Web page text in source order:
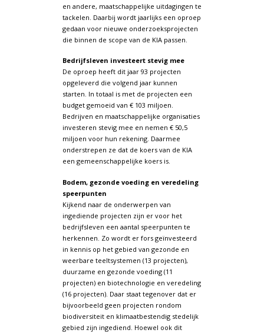
en andere, maatschappelijke uitdagingen te
tackelen. Daarbij wordt jaarlijks een oproep
gedaan voor nieuwe onderzoeksprojecten
die binnen de scope van de KIA passen.
Bedrijfsleven investeert stevig mee
De oproep heeft dit jaar 93 projecten
opgeleverd die volgend jaar kunnen
starten. In totaal is met de projecten een
budget gemoeid van € 103 miljoen.
Bedrijven en maatschappelijke organisaties
investeren stevig mee en nemen € 50,5
miljoen voor hun rekening. Daarmee
onderstrepen ze dat de koers van de KIA
een gemeenschappelijke koers is.
Bodem, gezonde voeding en veredeling
speerpunten
Kijkend naar de onderwerpen van
ingediende projecten zijn er voor het
bedrijfsleven een aantal speerpunten te
herkennen. Zo wordt er fors geïnvesteerd
in kennis op het gebied van gezonde en
weerbare teeltsystemen (13 projecten),
duurzame en gezonde voeding (11
projecten) en biotechnologie en veredeling
(16 projecten). Daar staat tegenover dat er
bijvoorbeeld geen projecten rondom
biodiversiteit en klimaatbestendig stedelijk
gebied zijn ingediend. Hoewel ook dit